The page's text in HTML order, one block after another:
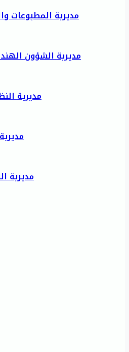
مديرية المطبوعات
مديرية الشؤون
مديرية
مديرية